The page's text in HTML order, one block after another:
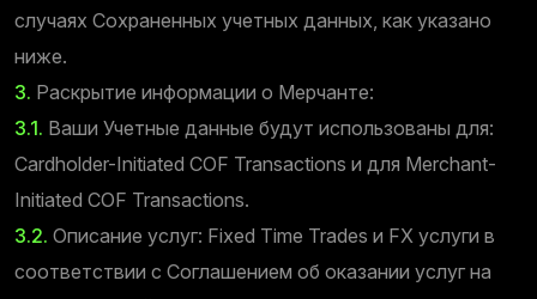
случаях Сохраненных учетных данных, как указано
ниже.
3. Раскрытие информации о Мерчанте:
3.1. Ваши Учетные данные будут использованы для:
Cardholder-Initiated COF Transactions и для Merchant-
Initiated COF Transactions.
3.2. Описание услуг: Fixed Time Trades и FX услуги в
соответствии с Соглашением об оказании услуг на